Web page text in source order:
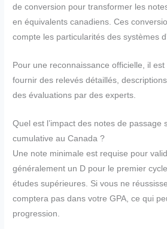
de conversion pour transformer les
en équivalents canadiens. Ces
compte les particularités des systèmes
Pour une reconnaissance officielle, il
fournir des relevés détaillés,
des évaluations par des experts.
Quel est l’impact des notes de passage
cumulative au Canada ?
Une note minimale est requise pour
généralement un D pour le premier
études supérieures. Si vous ne
comptera pas dans votre GPA, ce qui
progression.